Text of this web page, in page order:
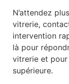
N’attendez
vitrerie,
intervention
là pour
vitrerie et
supérieure.